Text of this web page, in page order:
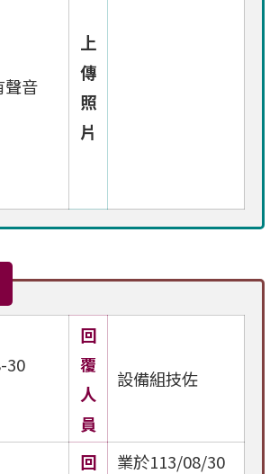
聲音
上
傳
照
片
30
回
覆
人
員
設備組技佐
回
業於113/08/30